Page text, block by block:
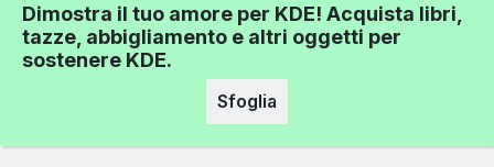
Dimostra il tuo amore per KDE! Acquista libri,
tazze, abbigliamento e altri oggetti per
sostenere KDE.
Sfoglia